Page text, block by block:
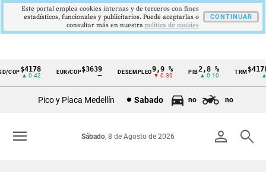
Cintillo
Colombia
COP$4178
▲ 0.42
EUR/COP$3639 DESEMPLEO 9,9 %
▼ 0.30
PIB2,8 %
▲ 0.10
TRM
▲
Pico y Placa Medellín Sabado no no
person search
Sábado, 8 de Agosto de 2026
menu
Este portal emplea cookies internas y de terceros con fines
estadísticos, funcionales y publicitarios. Puede aceptarlas o
consultar más en nuestra politica de cookies
CONTINUAR